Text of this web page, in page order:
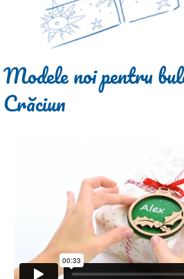
Modele noi pentru
Crăciun